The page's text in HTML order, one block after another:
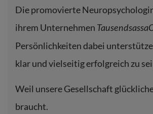
Die promovierte
ihrem Unternehmen
Persönlichkeiten dabei
klar und vielseitig erfolgreich zu
Weil unsere Gesellschaft
braucht.